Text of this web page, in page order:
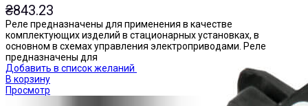
₴843.23
Реле предназначены для применения в качестве
комплектующих изделий в стационарных установках, в
основном в схемах управления электроприводами. Реле
предназначены для
Добавить в список желаний
В корзину
Просмотр